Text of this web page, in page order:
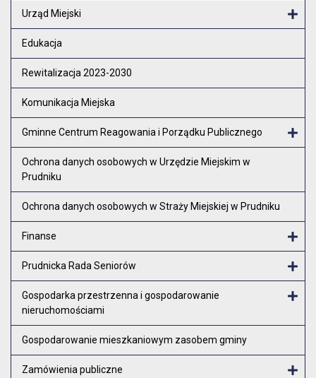
Urząd Miejski
Edukacja
Rewitalizacja 2023-2030
Komunikacja Miejska
Gminne Centrum Reagowania i Porządku Publicznego
Ochrona danych osobowych w Urzędzie Miejskim w
Prudniku
Ochrona danych osobowych w Straży Miejskiej w Prudniku
Finanse
Prudnicka Rada Seniorów
Gospodarka przestrzenna i gospodarowanie
nieruchomościami
Gospodarowanie mieszkaniowym zasobem gminy
Zamówienia publiczne